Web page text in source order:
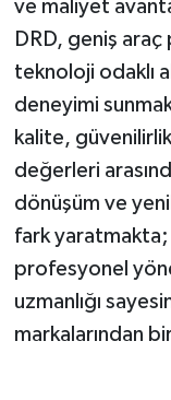
ve maliyet
DRD, geniş
teknoloji odaklı
deneyimi
kalite,
değerleri
dönüşüm ve
fark
profesyonel
uzmanlığı
markalarından